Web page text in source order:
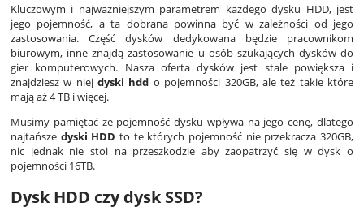
Kluczowym i najważniejszym parametrem każdego dysku HDD, jest
jego pojemność, a ta dobrana powinna być w zależności od jego
zastosowania. Część dysków dedykowana będzie pracownikom
biurowym, inne znajdą zastosowanie u osób szukających dysków do
gier komputerowych. Nasza oferta dysków jest stale powiększa i
znajdziesz w niejdyski hdd o pojemności 320GB, ale też takie które
mają aż 4 TB i więcej.
Musimy pamiętać że pojemność dysku wpływa na jego cenę, dlatego
najtańsze dyski HDD to te których pojemność nie przekracza 320GB,
nic jednak nie stoi na przeszkodzie aby zaopatrzyć się w dysk o
pojemności 16TB.
Dysk HDD czy dysk SSD?